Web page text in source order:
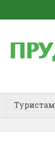
Туристам